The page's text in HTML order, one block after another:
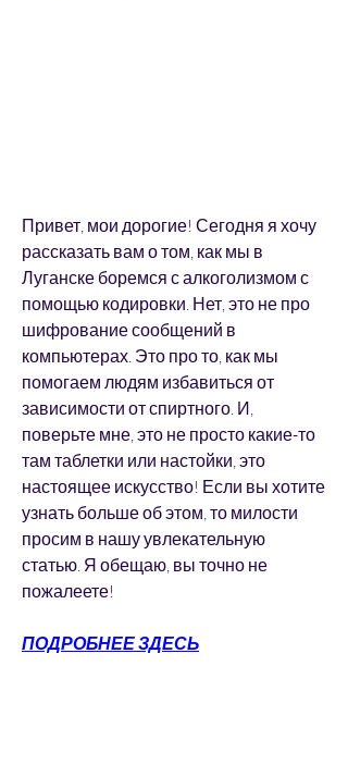
Привет, мои дорогие! Сегодня я хочу
рассказать вам о том, как мы в
Луганске боремся с алкоголизмом с
помощью кодировки. Нет, это не про
шифрование сообщений в
компьютерах. Это про то, как мы
помогаем людям избавиться от
зависимости от спиртного. И,
поверьте мне, это не просто какие-то
там таблетки или настойки, это
настоящее искусство! Если вы хотите
узнать больше об этом, то милости
просим в нашу увлекательную
статью. Я обещаю, вы точно не
пожалеете!
ПОДРОБНЕЕ ЗДЕСЬ